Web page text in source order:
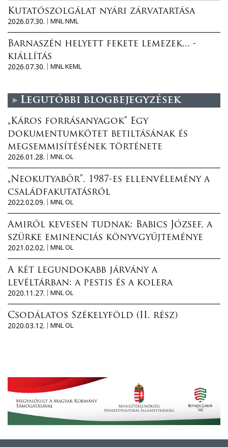
Kutatószolgálat nyári zárvatartása
2026.07.30.
MNL NML
Barnaszén helyett fekete lemezek... -
kiállítás
2026.07.30.
MNL KEML
Legutóbbi blogbejegyzések
„Káros forrásanyagok” Egy
dokumentumkötet betiltásának és
megsemmisítésének története
2026.01.28.
MNL OL
„Neokutyabőr”. 1987-es ellenvélemény a
családfakutatásról
2022.02.09.
MNL OL
Amiről kevesen tudnak: Babics József, a
szürke eminenciás könyvgyűjteménye
2021.02.02.
MNL OL
A két legundokabb járvány a
levéltárban: a pestis és a kolera
2020.11.27.
MNL OL
Csodálatos Székelyföld (II. rész)
2020.03.12.
MNL OL